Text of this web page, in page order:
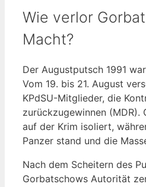
Wie verlor
Macht?
Der Augustputsch 1991
Vom 19. bis 21. August
KPdSU-Mitglieder, die
zurückzugewinnen
auf der Krim isoliert,
Panzer stand und die
Nach dem Scheitern des
Gorbatschows Autorität